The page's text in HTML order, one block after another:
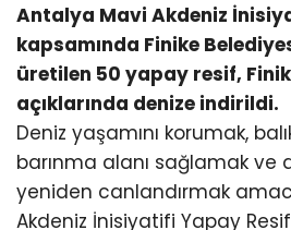
Antalya Mavi Akdeniz
kapsamında Finike
üretilen 50 yapay resif,
açıklarında denize indirildi.
Deniz yaşamını korumak,
barınma alanı sağlamak ve
yeniden canlandırmak
Akdeniz İnisiyatifi Yapay